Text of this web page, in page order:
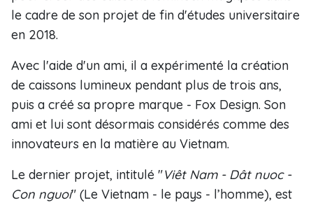
le cadre de son projet de fin d'études universitaire
en 2018.
Avec l'aide d'un ami, il a expérimenté la création
de caissons lumineux pendant plus de trois ans,
puis a créé sa propre marque - Fox Design. Son
ami et lui sont désormais considérés comme des
innovateurs en la matière au Vietnam.
Le dernier projet, intitulé "Viêt Nam - Dât nuoc -
Con nguoi" (Le Vietnam - le pays - l’homme), est